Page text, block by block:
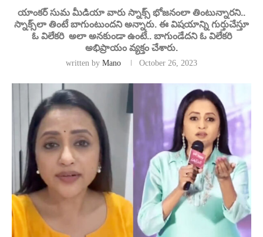
యాంకర్ సుమ మీడియా వారు స్నాక్స్‌ భోజనంలా తింటున్నారని..
స్నాక్స్‌లా తింటే బాగుంటుందని అన్నారు. ఈ విషయాన్ని గుర్తుచేస్తూ
ఓ విలేకరి అలా అనకుండా ఉంటే.. బాగుండేదని ఓ విలేకరి
అభిప్రాయం వ్యక్తం చేశారు.
written by Mano October 26, 2023